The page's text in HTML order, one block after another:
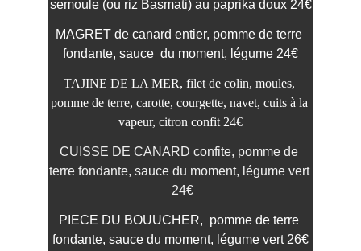
semoule (ou riz Basmati) au paprika doux 24€
MAGRET de canard entier, pomme de terre
fondante, sauce  du moment, légume 24€
TAJINE DE LA MER, filet de colin, moules,
pomme de terre, carotte, courgette, navet, cuits à la
vapeur, citron confit 24€
CUISSE DE CANARD confite, pomme de
terre fondante, sauce du moment, légume vert
24€
PIECE DU BOUUCHER,  pomme de terre
fondante, sauce du moment, légume vert 26€